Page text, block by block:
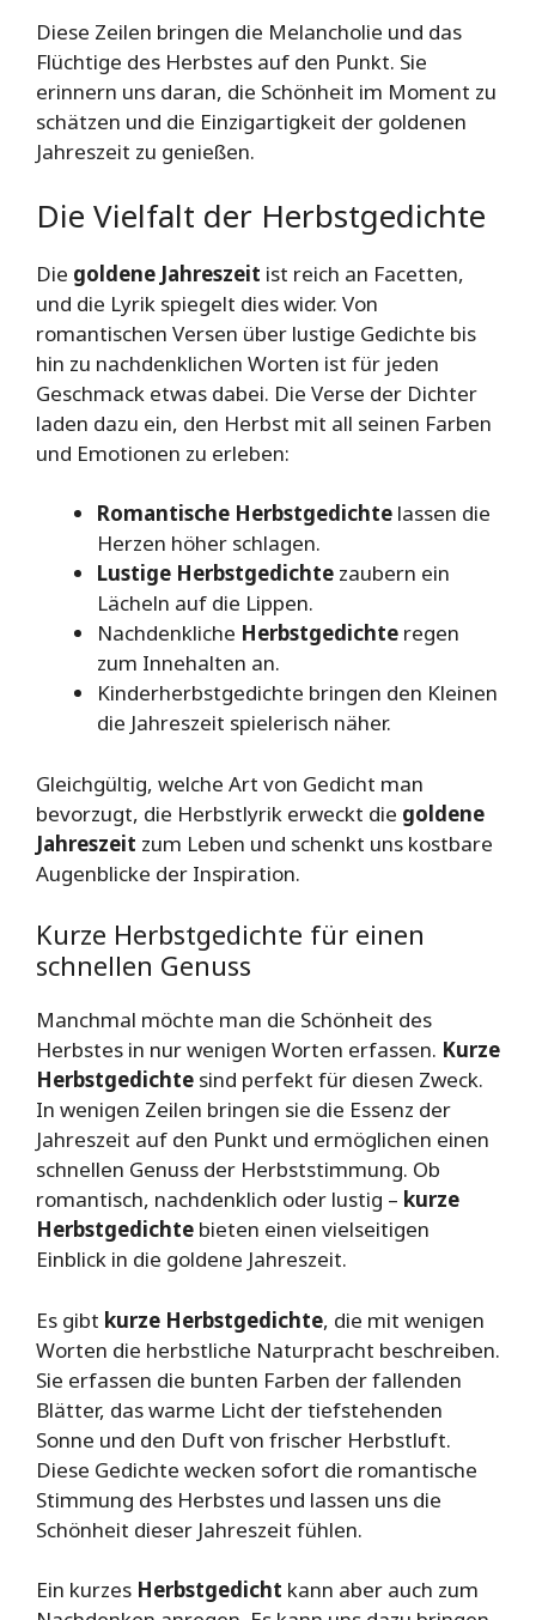
Diese Zeilen bringen die Melancholie und das
Flüchtige des Herbstes auf den Punkt. Sie
erinnern uns daran, die Schönheit im Moment zu
schätzen und die Einzigartigkeit der goldenen
Jahreszeit zu genießen.
Die Vielfalt der Herbstgedichte
Die goldene Jahreszeit ist reich an Facetten,
und die Lyrik spiegelt dies wider. Von
romantischen Versen über lustige Gedichte bis
hin zu nachdenklichen Worten ist für jeden
Geschmack etwas dabei. Die Verse der Dichter
laden dazu ein, den Herbst mit all seinen Farben
und Emotionen zu erleben:
Romantische Herbstgedichte lassen die
Herzen höher schlagen.
Lustige Herbstgedichte zaubern ein
Lächeln auf die Lippen.
Nachdenkliche Herbstgedichte regen
zum Innehalten an.
Kinderherbstgedichte bringen den Kleinen
die Jahreszeit spielerisch näher.
Gleichgültig, welche Art von Gedicht man
bevorzugt, die Herbstlyrik erweckt die goldene
Jahreszeit zum Leben und schenkt uns kostbare
Augenblicke der Inspiration.
Kurze Herbstgedichte für einen
schnellen Genuss
Manchmal möchte man die Schönheit des
Herbstes in nur wenigen Worten erfassen. Kurze
Herbstgedichte sind perfekt für diesen Zweck.
In wenigen Zeilen bringen sie die Essenz der
Jahreszeit auf den Punkt und ermöglichen einen
schnellen Genuss der Herbststimmung. Ob
romantisch, nachdenklich oder lustig – kurze
Herbstgedichte bieten einen vielseitigen
Einblick in die goldene Jahreszeit.
Es gibt kurze Herbstgedichte, die mit wenigen
Worten die herbstliche Naturpracht beschreiben.
Sie erfassen die bunten Farben der fallenden
Blätter, das warme Licht der tiefstehenden
Sonne und den Duft von frischer Herbstluft.
Diese Gedichte wecken sofort die romantische
Stimmung des Herbstes und lassen uns die
Schönheit dieser Jahreszeit fühlen.
Ein kurzes Herbstgedicht kann aber auch zum